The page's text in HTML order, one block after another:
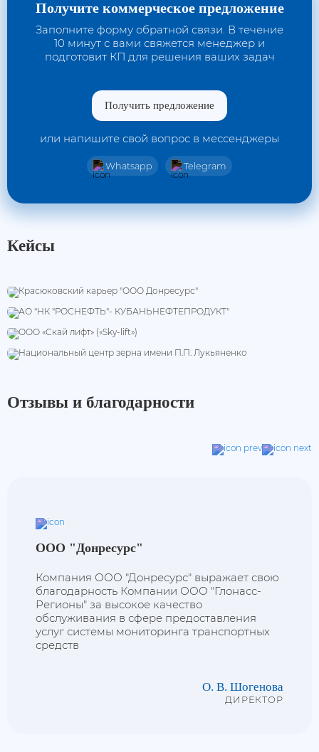
Получите коммерческое предложение
Заполните форму обратной связи. В течение
10 минут с вами свяжется менеджер и
подготовит КП для решения ваших задач
Получить предложение
или напишите свой вопрос в мессенджеры
Whatsapp Telegram
Кейсы
Красюковский карьер "ООО
Донресурс"
АО "НК "РОСНЕФТЬ"-
КУБАНЬНЕФТЕПРОДУКТ"
ООО «Скай лифт» («Sky-lift»)
Отзывы и благодарности
ООО "Донресурс"
Компания ООО "Донресурс" выражает свою
благодарность Компании ООО "Глонасс-
Регионы" за высокое качество
обслуживания в сфере предоставления
услуг системы мониторинга транспортных
средств
О. В. Шогенова
ДИРЕКТОР